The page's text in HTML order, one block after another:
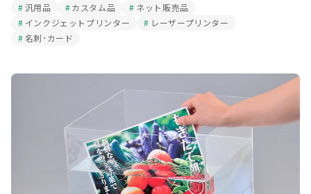
汎用品 カスタム品
ネット販売品
インクジェットプリンター
レーザープリンター
名刺･カード